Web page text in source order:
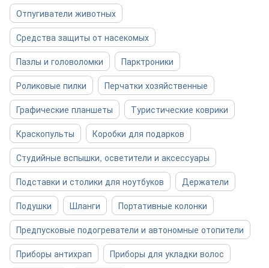
Отпугиватели животных
Средства защиты от насекомых
Пазлы и головоломки
Парктроники
Роликовые пилки
Перчатки хозяйственные
Графические планшеты
Туристические коврики
Краскопульты
Коробки для подарков
Студийные вспышки, осветители и аксессуары
Подставки и столики для ноутбуков
Держатели
Подушки
Шланги
Портативные колонки
Предпусковые подогреватели и автономные отопители
Приборы антихрап
Приборы для укладки волос